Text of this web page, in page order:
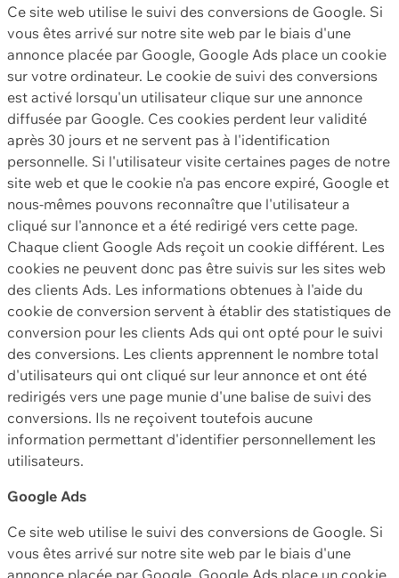
Ce site web utilise le suivi des conversions de Google. Si
vous êtes arrivé sur notre site web par le biais d'une
annonce placée par Google, Google Ads place un cookie
sur votre ordinateur. Le cookie de suivi des conversions
est activé lorsqu'un utilisateur clique sur une annonce
diffusée par Google. Ces cookies perdent leur validité
après 30 jours et ne servent pas à l'identification
personnelle. Si l'utilisateur visite certaines pages de notre
site web et que le cookie n'a pas encore expiré, Google et
nous-mêmes pouvons reconnaître que l'utilisateur a
cliqué sur l'annonce et a été redirigé vers cette page.
Chaque client Google Ads reçoit un cookie différent. Les
cookies ne peuvent donc pas être suivis sur les sites web
des clients Ads. Les informations obtenues à l'aide du
cookie de conversion servent à établir des statistiques de
conversion pour les clients Ads qui ont opté pour le suivi
des conversions. Les clients apprennent le nombre total
d'utilisateurs qui ont cliqué sur leur annonce et ont été
redirigés vers une page munie d'une balise de suivi des
conversions. Ils ne reçoivent toutefois aucune
information permettant d'identifier personnellement les
utilisateurs.
Google Ads
Ce site web utilise le suivi des conversions de Google. Si
vous êtes arrivé sur notre site web par le biais d'une